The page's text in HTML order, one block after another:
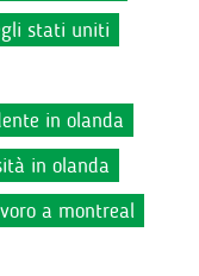
stati uniti
in olanda
in olanda
a montreal